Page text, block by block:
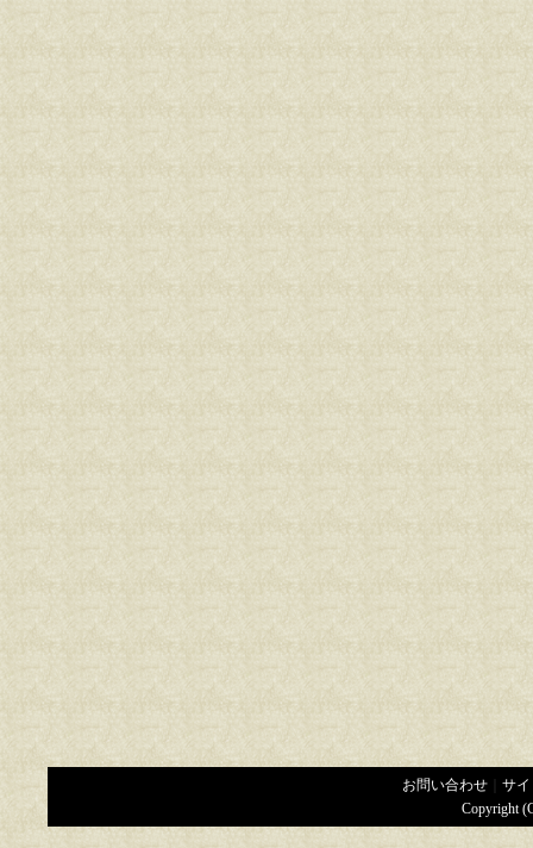
お問い合わせ
サ
Copyright